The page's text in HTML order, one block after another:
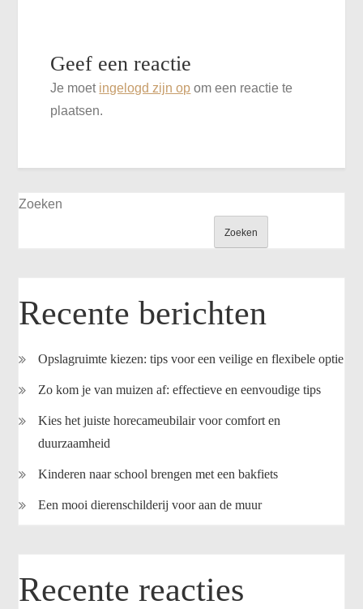
Geef een reactie
Je moet ingelogd zijn op om een reactie te
plaatsen.
Zoeken
Zoeken
Recente berichten
Opslagruimte kiezen: tips voor een veilige en flexibele optie
Zo kom je van muizen af: effectieve en eenvoudige tips
Kies het juiste horecameubilair voor comfort en
duurzaamheid
Kinderen naar school brengen met een bakfiets
Een mooi dierenschilderij voor aan de muur
Recente reacties